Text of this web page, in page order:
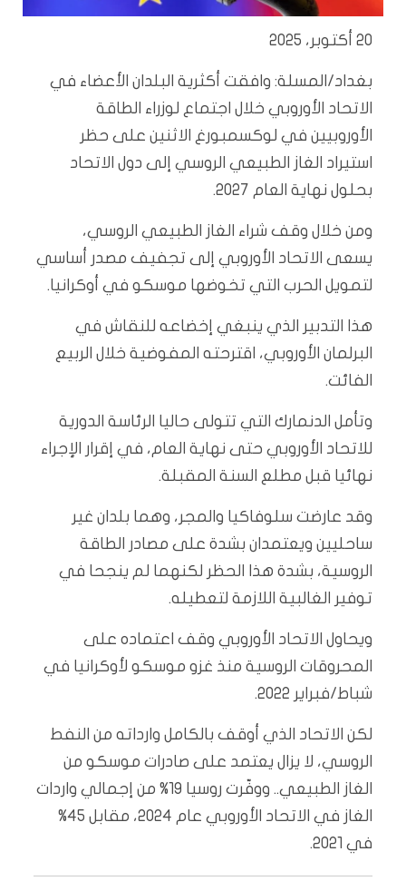
20 أكتوبر، 2025
بغداد/المسلة: وافقت أكثرية البلدان الأعضاء في
الاتحاد الأوروبي خلال اجتماع لوزراء الطاقة
الأوروبيين في لوكسمبورغ الاثنين على حظر
استيراد الغاز الطبيعي الروسي إلى دول الاتحاد
بحلول نهاية العام 2027.
ومن خلال وقف شراء الغاز الطبيعي الروسي،
يسعى الاتحاد الأوروبي إلى تجفيف مصدر أساسي
لتمويل الحرب التي تخوضها موسكو في أوكرانيا.
هذا التدبير الذي ينبغي إخضاعه للنقاش في
البرلمان الأوروبي، اقترحته المفوضية خلال الربيع
الفائت.
وتأمل الدنمارك التي تتولى حاليا الرئاسة الدورية
للاتحاد الأوروبي حتى نهاية العام، في إقرار الإجراء
نهائيا قبل مطلع السنة المقبلة.
وقد عارضت سلوفاكيا والمجر، وهما بلدان غير
ساحليين ويعتمدان بشدة على مصادر الطاقة
الروسية، بشدة هذا الحظر لكنهما لم ينجحا في
توفير الغالبية اللازمة لتعطيله.
ويحاول الاتحاد الأوروبي وقف اعتماده على
المحروقات الروسية منذ غزو موسكو لأوكرانيا في
شباط/فبراير 2022.
لكن الاتحاد الذي أوقف بالكامل وارداته من النفط
الروسي، لا يزال يعتمد على صادرات موسكو من
الغاز الطبيعي.. ووفّرت روسيا 19% من إجمالي واردات
الغاز في الاتحاد الأوروبي عام 2024، مقابل 45%
في 2021.